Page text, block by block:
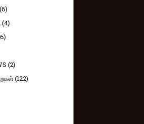
(6)
(4)
(2)
(122)